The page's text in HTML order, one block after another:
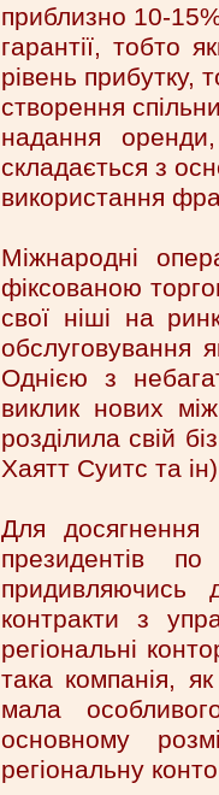
приблизно 10-
гарантії, тобто
рівень прибутку,
створення
надання
складається з
використання
Міжнародні
фіксованою
свої ніші на
обслуговування
Однією з
виклик нових
розділила свій
Хаятт Суитс та
Для досягнення
президентів
придивляючись
контракти з
регіональні
така компанія,
мала
основному
регіональну